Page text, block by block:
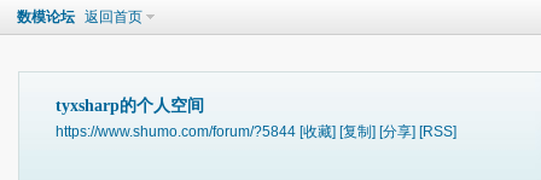
数模论坛 返回首页
tyxsharp的个人空间
https://www.shumo.com/forum/?5844 [收藏] [复制] [分享] [RSS]